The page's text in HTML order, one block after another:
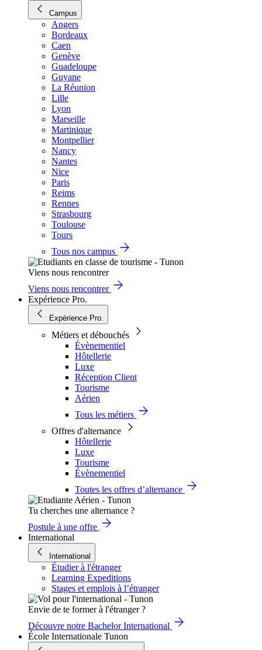
Campus
Angers
Bordeaux
Caen
Genève
Guadeloupe
Guyane
La Réunion
Lille
Lyon
Marseille
Martinique
Montpellier
Nancy
Nantes
Nice
Paris
Reims
Rennes
Strasbourg
Toulouse
Tours
Tous nos campus
Viens nous rencontrer
Viens nous rencontrer
Expérience Pro.
Expérience Pro.
Métiers et débouchés
Évènementiel
Hôtellerie
Luxe
Réception Client
Tourisme
Aérien
Tous les métiers
Offres d'alternance
Hôtellerie
Luxe
Tourisme
Évènementiel
Toutes les offres d’alternance
Tu cherches une alternance ?
Postule à une offre
International
International
Étudier à l'étranger
Learning Expeditions
Stages et emplois à l’étranger
Envie de te former à l'étranger ?
Découvre notre Bachelor International
École Internationale Tunon